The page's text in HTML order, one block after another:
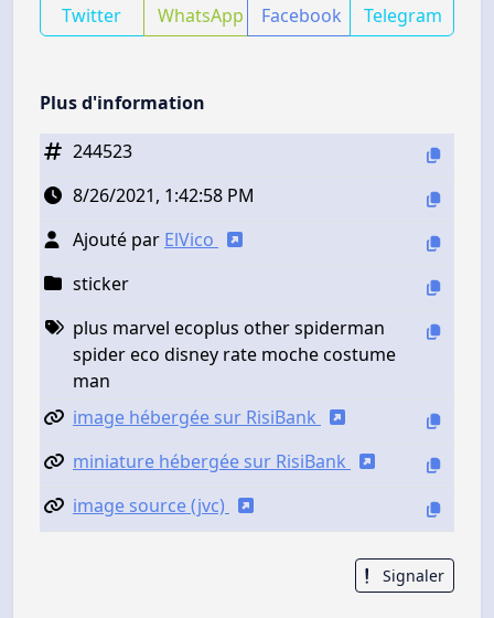
Twitter WhatsApp Facebook Telegram
Plus d'information
244523
8/26/2021, 1:42:58 PM
Ajouté par ElVico
sticker
plus marvel ecoplus other spiderman
spider eco disney rate moche costume
man
image hébergée sur RisiBank
miniature hébergée sur RisiBank
image source (jvc)
Signaler